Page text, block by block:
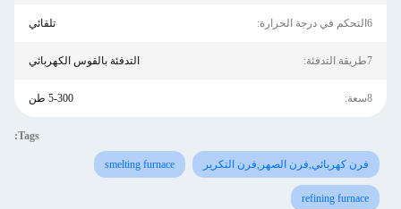
6التحكم في درجة الحرارة: تلقائي
7طريقة التدفئة: التدفئة بالقوس الكهربائي
8سعة: 5-300 طن
Tags:
فرن كهربائي,فرن الصهر,فرن التكرير smelting furnace
refining furnace